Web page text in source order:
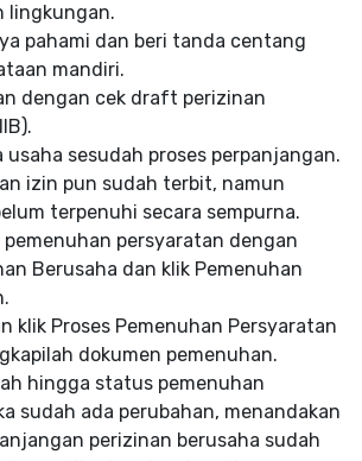
lingkungan.
pahami dan beri tanda centang
mandiri.
dengan cek draft perizinan
usaha sesudah proses perpanjangan.
izin pun sudah terbit, namun
terpenuhi secara sempurna.
pemenuhan persyaratan dengan
Berusaha dan klik Pemenuhan
klik Proses Pemenuhan Persyaratan
dokumen pemenuhan.
hingga status pemenuhan
sudah ada perubahan, menandakan
perizinan berusaha sudah